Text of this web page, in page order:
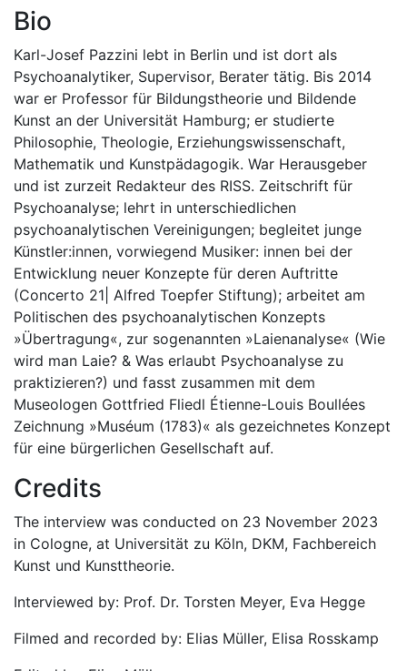
Bio
Karl-Josef Pazzini lebt in Berlin und ist dort als
Psychoanalytiker, Supervisor, Berater tätig. Bis 2014
war er Professor für Bildungstheorie und Bildende
Kunst an der Universität Hamburg; er studierte
Philosophie, Theologie, Erziehungswissenschaft,
Mathematik und Kunstpädagogik. War Herausgeber
und ist zurzeit Redakteur des RISS. Zeitschrift für
Psychoanalyse; lehrt in unterschiedlichen
psychoanalytischen Vereinigungen; begleitet junge
Künstler:innen, vorwiegend Musiker: innen bei der
Entwicklung neuer Konzepte für deren Auftritte
(Concerto 21| Alfred Toepfer Stiftung); arbeitet am
Politischen des psychoanalytischen Konzepts
»Übertragung«, zur sogenannten »Laienanalyse« (Wie
wird man Laie? & Was erlaubt Psychoanalyse zu
praktizieren?) und fasst zusammen mit dem
Museologen Gottfried Fliedl Étienne-Louis Boullées
Zeichnung »Muséum (1783)« als gezeichnetes Konzept
für eine bürgerlichen Gesellschaft auf.
Credits
The interview was conducted on 23 November 2023
in Cologne, at Universität zu Köln, DKM, Fachbereich
Kunst und Kunsttheorie.
Interviewed by: Prof. Dr. Torsten Meyer, Eva Hegge
Filmed and recorded by: Elias Müller, Elisa Rosskamp